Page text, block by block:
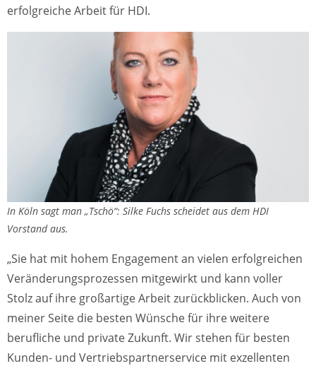
erfolgreiche Arbeit für HDI.
In Köln sagt man „Tschö“: Silke Fuchs scheidet aus dem HDI
Vorstand aus.
„Sie hat mit hohem Engagement an vielen erfolgreichen
Veränderungsprozessen mitgewirkt und kann voller
Stolz auf ihre großartige Arbeit zurückblicken. Auch von
meiner Seite die besten Wünsche für ihre weitere
berufliche und private Zukunft. Wir stehen für besten
Kunden- und Vertriebspartnerservice mit exzellenten